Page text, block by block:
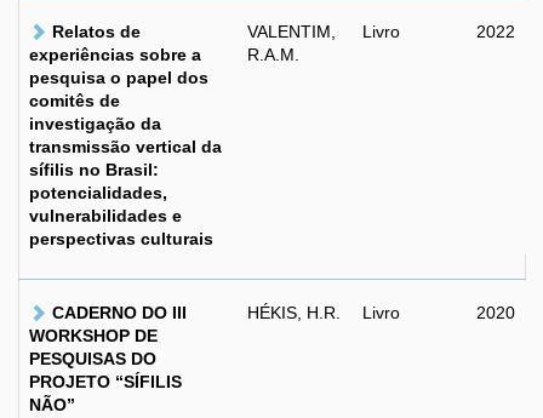
Relatos de
experiências sobre a
pesquisa o papel dos
comitês de
investigação da
transmissão vertical da
sífilis no Brasil:
potencialidades,
vulnerabilidades e
perspectivas culturais
VALENTIM,
R.A.M.
Livro 2022
CADERNO DO III
WORKSHOP DE
PESQUISAS DO
PROJETO “SÍFILIS
NÃO”
HÉKIS, H.R. Livro 2020